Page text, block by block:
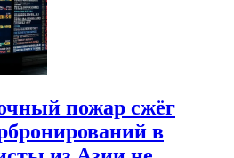
пожар сжёг
в